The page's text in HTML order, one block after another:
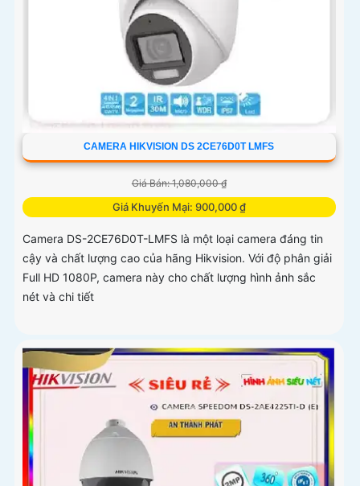
CAMERA HIKVISION DS 2CE76D0T LMFS
Giá Bán: 1,080,000 ₫
Giá Khuyến Mại: 900,000 ₫
Camera DS-2CE76D0T-LMFS là một loại camera đáng tin
cậy và chất lượng cao của hãng Hikvision. Với độ phân giải
Full HD 1080P, camera này cho chất lượng hình ảnh sắc
nét và chi tiết